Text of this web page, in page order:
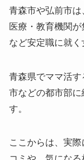
青森市や弘前市は
医療・教育機関
など安定職に就く
青森県でママ活
市などの都市部
す。
ここからは、実